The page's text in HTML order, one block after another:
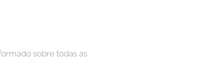
sobre todas as